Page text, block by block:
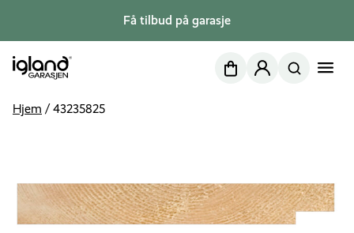
Få tilbud på garasje
NettbutikkMin side
Hjem /43235825